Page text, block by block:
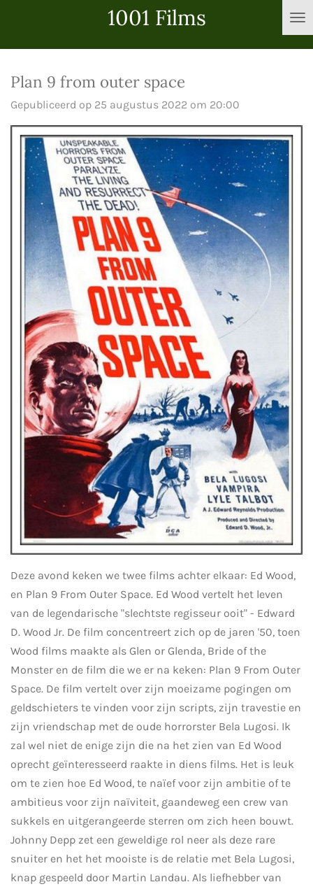
hoofdinhoud
1001 Films
Plan 9 from outer space
Gepubliceerd op 25 augustus 2022 om 20:00
Deze avond keken we twee films achter elkaar: Ed Wood,
en Plan 9 From Outer Space. Ed Wood vertelt het leven
van de legendarische "slechtste regisseur ooit" - Edward
D. Wood Jr. De film concentreert zich op de jaren '50, toen
Wood films maakte als Glen or Glenda, Bride of the
Monster en de film die we er na keken: Plan 9 From Outer
Space. De film vertelt over zijn moeizame pogingen om
geldschieters te vinden voor zijn scripts, zijn travestie en
zijn vriendschap met de oude horrorster Bela Lugosi. Ik
zal wel niet de enige zijn die na het zien van Ed Wood
oprecht geïnteresseerd raakte in diens films. Het is leuk
om te zien hoe Ed Wood, te naïef voor zijn ambitie of te
ambitieus voor zijn naïviteit, gaandeweg een crew van
sukkels en uitgerangeerde sterren om zich heen bouwt.
Johnny Depp zet een geweldige rol neer als deze rare
snuiter en het het mooiste is de relatie met Bela Lugosi,
knap gespeeld door Martin Landau. Als liefhebber van